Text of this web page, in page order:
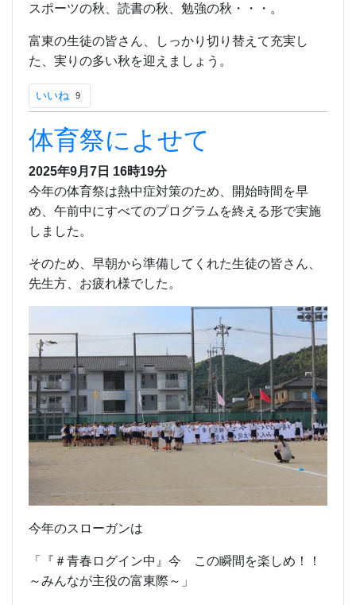
スポーツの秋、読書の秋、勉強の秋・・・。
富東の生徒の皆さん、しっかり切り替えて充実し
た、実りの多い秋を迎えましょう。
いいね 9
体育祭によせて
2025年9月7日 16時19分
今年の体育祭は熱中症対策のため、開始時間を早
め、午前中にすべてのプログラムを終える形で実施
しました。
そのため、早朝から準備してくれた生徒の皆さん、
先生方、お疲れ様でした。
今年のスローガンは
「『＃青春ログイン中』今 この瞬間を楽しめ！！
～みんなが主役の富東際～」